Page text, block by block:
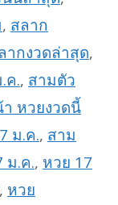
, สลาก
ากงวดล่าสุด,
ค., สามตัว
หวยงวดนี้
ม.ค., สาม
ม.ค., หวย 17
, หวย